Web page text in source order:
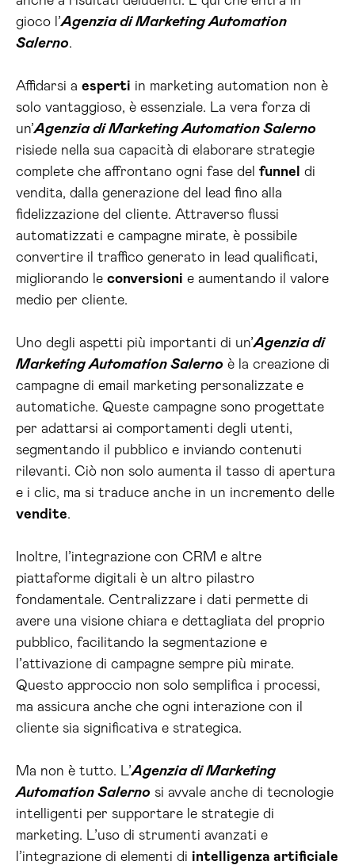
gioco l’Agenzia di Marketing Automation
Salerno.
Affidarsi a esperti in marketing automation non è
solo vantaggioso, è essenziale. La vera forza di
un’Agenzia di Marketing Automation Salerno
risiede nella sua capacità di elaborare strategie
complete che affrontano ogni fase del funnel
di
vendita, dalla generazione del lead fino alla
fidelizzazione del cliente. Attraverso flussi
automatizzati e campagne mirate, è possibile
convertire il traffico generato in lead qualificati,
migliorando le conversioni e aumentando il valore
medio per cliente.
Uno degli aspetti più importanti di un’Agenzia di
Marketing Automation Salerno è la creazione di
campagne di email marketing personalizzate e
automatiche. Queste campagne sono progettate
per adattarsi ai comportamenti degli utenti,
segmentando il pubblico e inviando contenuti
rilevanti. Ciò non solo aumenta il tasso di apertura
e i clic, ma si traduce anche in un incremento delle
vendite.
Inoltre, l’integrazione con CRM e altre
piattaforme digitali è un altro pilastro
fondamentale. Centralizzare i dati permette di
avere una visione chiara e dettagliata del proprio
pubblico, facilitando la segmentazione e
l’attivazione di campagne sempre più mirate.
Questo approccio non solo semplifica i processi,
ma assicura anche che ogni interazione con il
cliente sia significativa e strategica.
Ma non è tutto. L’Agenzia di Marketing
Automation Salerno si avvale anche di tecnologie
intelligenti per supportare le strategie di
marketing. L’uso di strumenti avanzati e
l’integrazione di elementi di intelligenza artificiale